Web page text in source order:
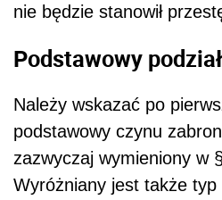
nie będzie stanowił
Podstawowy podział
Należy wskazać po
podstawowy czynu
zazwyczaj wymieniony w
Wyróżniany jest także